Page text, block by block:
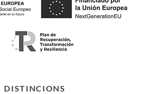
DISTINCIONS